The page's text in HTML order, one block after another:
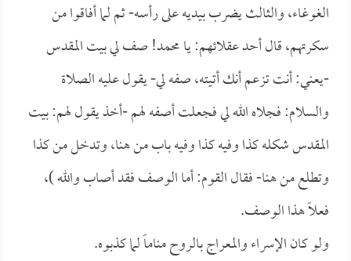
الغوغاء، والثالث يضرب بيديه على رأسه- ثم لما أفاقوا من
سكرتهم، قال أحد عقلائهم: يا محمد! صف لي بيت المقدس
-يعني: أنت تزعم أنك أتيته، صفه لي- يقول عليه الصلاة
والسلام: فجلاه الله لي فجعلت أصفه لهم -أخذ يقول لهم: بيت
المقدس شكله كذا وفيه كذا وفيه باب من هنا، وتدخل من كذا
وتطلع من هنا- فقال القوم: أما الوصف فقد أصاب والله )،
فعلاً هذا الوصف.
ولو كان الإسراء والمعراج بالروح مناماً لما كذبوه.